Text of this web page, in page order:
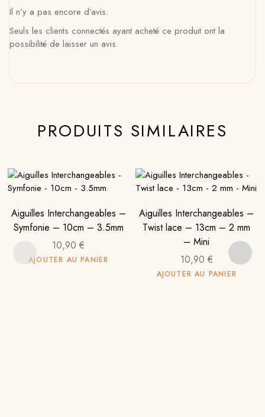
Il n’y a pas encore d’avis.
Seuls les clients connectés ayant acheté ce produit ont la
possibilité de laisser un avis.
PRODUITS SIMILAIRES
Aiguilles Interchangeables –
Symfonie – 10cm – 3.5mm
10,90€
AJOUTER AU PANIER
Aiguilles Interchangeables –
Twist lace – 13cm – 2 mm
– Mini
10,90 €
AJOUTER AU PANIER